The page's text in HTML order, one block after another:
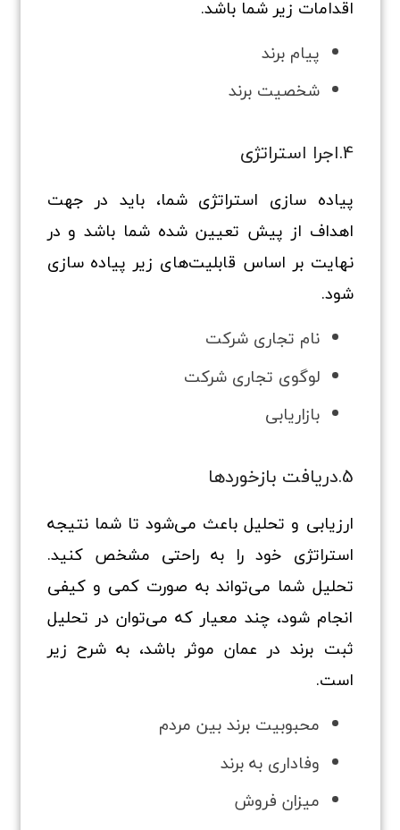
اقدامات زیر شما باشد.
پیام برند
شخصیت برند
4.اجرا استراتژی
پیاده سازی استراتژی شما، باید در جهت
اهداف از پیش تعیین شده شما باشد و در
نهایت بر اساس قابلیت‌های زیر پیاده سازی
شود.
نام تجاری شرکت
لوگوی تجاری شرکت
بازاریابی
5.دریافت بازخوردها
ارزیابی و تحلیل باعث می‌شود تا شما نتیجه
استراتژی خود را به راحتی مشخص کنید.
تحلیل شما می‌تواند به صورت کمی و کیفی
انجام شود، چند معیار که می‌توان در تحلیل
ثبت برند در عمان موثر باشد، به شرح زیر
است.
محبوبیت برند بین مردم
وفاداری به برند
میزان فروش